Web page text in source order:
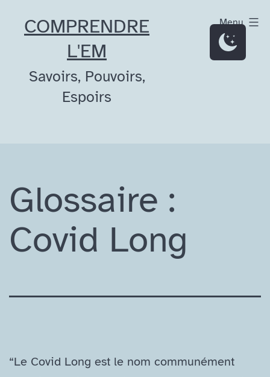
COMPRENDRE
L'EM
Savoirs, Pouvoirs,
Espoirs
Menu
Glossaire :
Covid Long
“Le Covid Long est le nom communément